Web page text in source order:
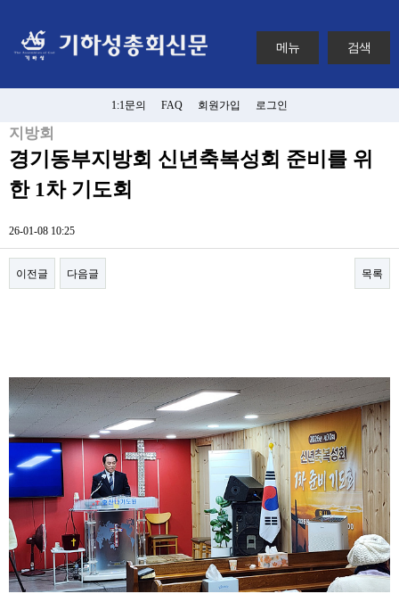
메뉴 검색
1:1문의 FAQ 회원가입 로그인
지방회
경기동부지방회 신년축복성회 준비를 위
한 1차 기도회
26-01-08 10:25
이전글 다음글 목록